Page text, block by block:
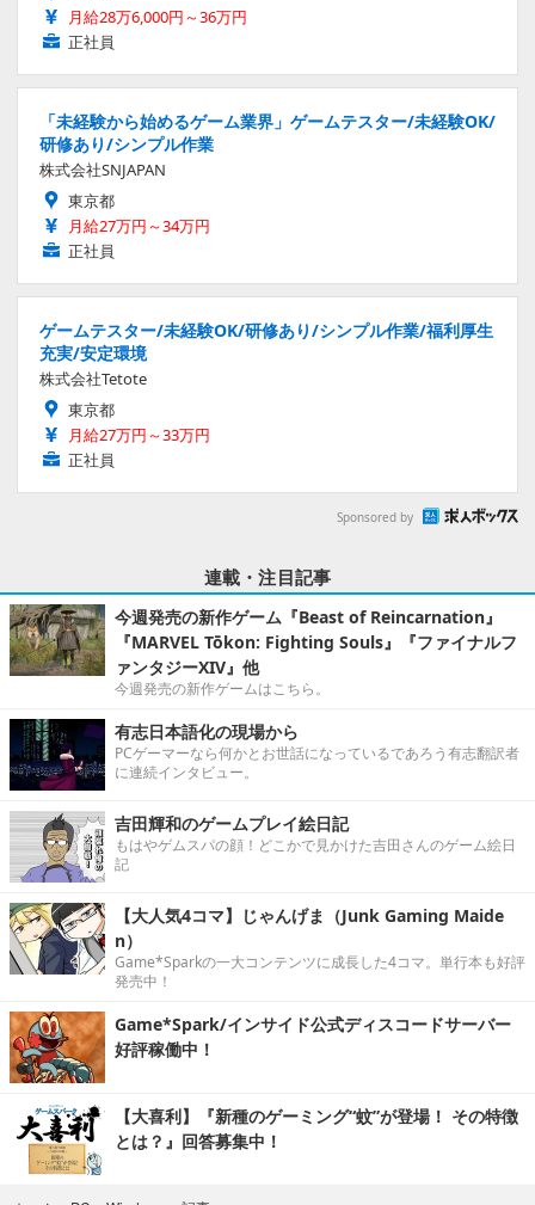
月給28万6,000円～36万円
正社員
「未経験から始めるゲーム業界」ゲームテスター/未経験OK/
研修あり/シンプル作業
株式会社SNJAPAN
東京都
月給27万円～34万円
正社員
ゲームテスター/未経験OK/研修あり/シンプル作業/福利厚生
充実/安定環境
株式会社Tetote
東京都
月給27万円～33万円
正社員
Sponsored by
連載・注目記事
今週発売の新作ゲーム『Beast of Reincarnation』
『MARVEL Tōkon: Fighting Souls』『ファイナルフ
ァンタジーXIV』他
今週発売の新作ゲームはこちら。
有志日本語化の現場から
PCゲーマーなら何かとお世話になっているであろう有志翻訳者
に連続インタビュー。
吉田輝和のゲームプレイ絵日記
もはやゲムスパの顔！どこかで見かけた吉田さんのゲーム絵日
記
【大人気4コマ】じゃんげま（Junk Gaming Maide
n）
Game*Sparkの一大コンテンツに成長した4コマ。単行本も好評
発売中！
Game*Spark/インサイド公式ディスコードサーバー
好評稼働中！
【大喜利】『新種のゲーミング“蚊”が登場！ その特徴
とは？』回答募集中！